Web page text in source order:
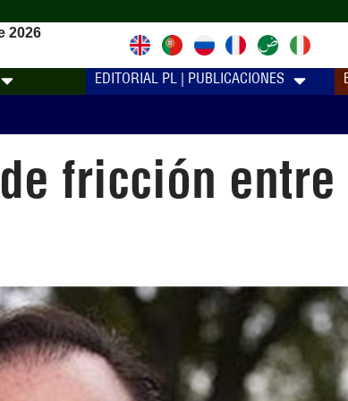
2026
EDITORIAL PL | PUBLICACIONES
fricción entre